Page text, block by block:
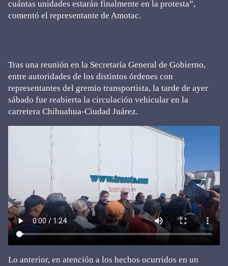
cuántas unidades estarán finalmente en la protesta”,
comentó el representante de Amotac.
Tras una reunión en la Secretaría General de Gobierno,
entre autoridades de los distintos órdenes con
representantes del gremio transportista, la tarde de ayer
sábado fue reabierta la circulación vehicular en la
carretera Chihuahua-Ciudad Juárez.
Lo anterior, en atención a los hechos ocurridos en un